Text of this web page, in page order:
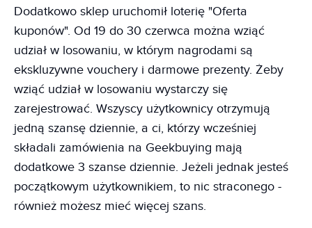
Dodatkowo sklep uruchomił loterię "Oferta
kuponów". Od 19 do 30 czerwca można wziąć
udział w losowaniu, w którym nagrodami są
ekskluzywne vouchery i darmowe prezenty. Żeby
wziąć udział w losowaniu wystarczy się
zarejestrować. Wszyscy użytkownicy otrzymują
jedną szansę dziennie, a ci, którzy wcześniej
składali zamówienia na Geekbuying mają
dodatkowe 3 szanse dziennie. Jeżeli jednak jesteś
początkowym użytkownikiem, to nic straconego -
również możesz mieć więcej szans.